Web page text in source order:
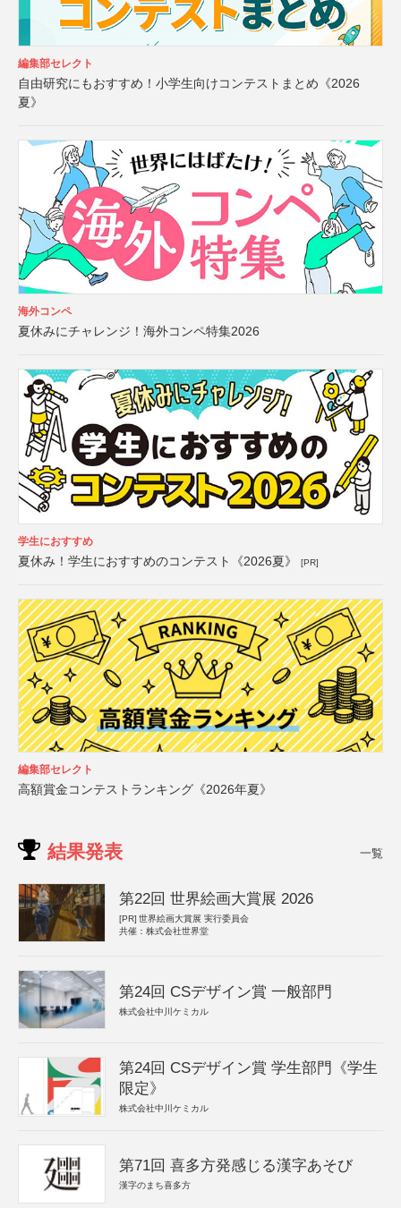
編集部セレクト
自由研究にもおすすめ！小学生向けコンテストまとめ《2026
夏》
海外コンペ
夏休みにチャレンジ！海外コンペ特集2026
学生におすすめ
夏休み！学生におすすめのコンテスト《2026夏》 [PR]
編集部セレクト
高額賞金コンテストランキング《2026年夏》
結果発表 一覧
第22回 世界絵画大賞展 2026
[PR] 世界絵画大賞展 実行委員会
共催：株式会社世界堂
第24回 CSデザイン賞 一般部門
株式会社中川ケミカル
第24回 CSデザイン賞 学生部門《学生
限定》
株式会社中川ケミカル
第71回 喜多方発感じる漢字あそび
漢字のまち喜多方